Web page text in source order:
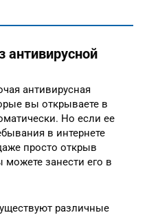
антивирусной
антивирусная
вы открываете в
Но если ее
в интернете
просто открыв
занести его в
различные